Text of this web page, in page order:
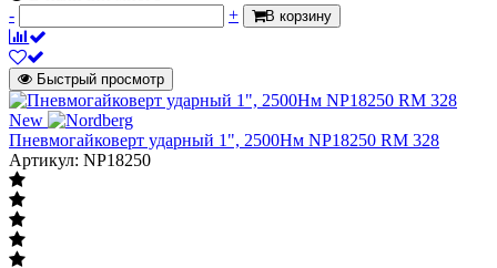
-
+ В корзину
Быстрый просмотр
New
Пневмогайковерт ударный 1", 2500Нм NP18250 RM 328
Артикул: NP18250